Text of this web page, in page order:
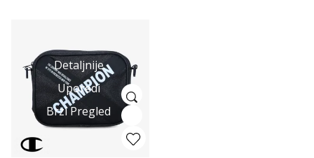
Detaljnije
Uporedi
Brzi Pregled